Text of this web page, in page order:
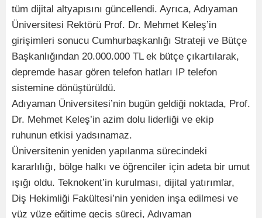
tüm dijital altyapısını güncellendi. Ayrıca, Adıyaman
Üniversitesi Rektörü Prof. Dr. Mehmet Keleş’in
girişimleri sonucu Cumhurbaşkanlığı Strateji ve Bütçe
Başkanlığından 20.000.000 TL ek bütçe çıkartılarak,
depremde hasar gören telefon hatları IP telefon
sistemine dönüştürüldü.
Adıyaman Üniversitesi’nin bugün geldiği noktada, Prof.
Dr. Mehmet Keleş’in azim dolu liderliği ve ekip
ruhunun etkisi yadsınamaz.
Üniversitenin yeniden yapılanma sürecindeki
kararlılığı, bölge halkı ve öğrenciler için adeta bir umut
ışığı oldu. Teknokent’in kurulması, dijital yatırımlar,
Diş Hekimliği Fakültesi’nin yeniden inşa edilmesi ve
yüz yüze eğitime geçiş süreci, Adıyaman